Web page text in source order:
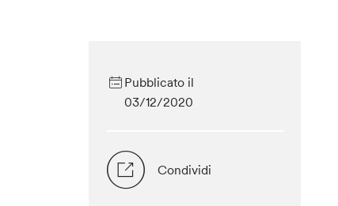
Pubblicato il
03/12/2020
Condividi